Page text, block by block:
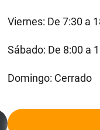
Viernes: De 7:30 a
Sábado: De 8:00 a
Domingo: Cerrado